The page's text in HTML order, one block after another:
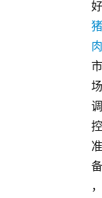
好
猪
肉
市
场
调
控
准
备
，